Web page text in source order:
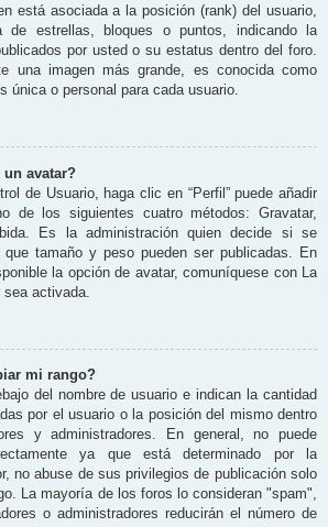
está asociada a la posición (rank) del usuario,
de estrellas, bloques o puntos, indicando la
por usted o su estatus dentro del foro.
una imagen más grande, es conocida como
única o personal para cada usuario.
avatar?
de Usuario, haga clic en “Perfil” puede añadir
de los siguientes cuatro métodos: Gravatar,
Es la administración quien decide si se
tamaño y peso pueden ser publicadas. En
la opción de avatar, comuníquese con La
activada.
mi rango?
del nombre de usuario e indican la cantidad
por el usuario o la posición del mismo dentro
y administradores. En general, no puede
ya que está determinado por la
no abuse de sus privilegios de publicación solo
La mayoría de los foros lo consideran "spam",
o administradores reducirán el número de